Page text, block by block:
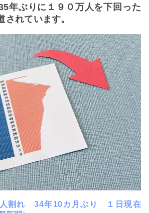
年ぶりに１９０万人を下回った
されています。
人割れ 34年10カ月ぶり １日現在